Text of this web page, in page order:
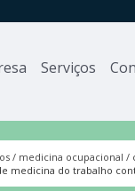
Serviços
medicina ocupacional
medicina do trabalho